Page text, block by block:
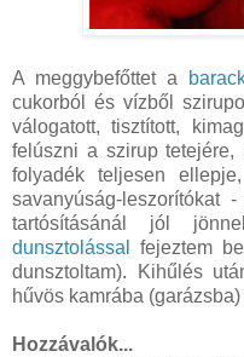
A meggybefőttet a
cukorból és vízből
válogatott, tisztított,
felúszni a szirup
folyadék teljesen
savanyúság-leszorítókat
tartósításánál jól
dunsztolással
fejeztem
dunsztoltam). Kihűlés
hűvös kamrába
Hozzávalók...